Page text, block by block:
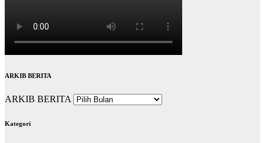
ARKIB BERITA
ARKIB BERITA
Kategori